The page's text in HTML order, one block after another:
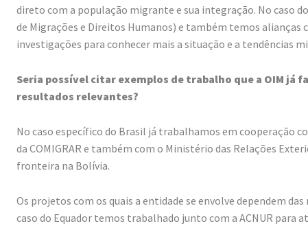
direto com a população migrante e sua integração. No caso
de Migrações e Direitos Humanos) e também temos
investigações para conhecer mais a situação e a tendências
Seria possível citar exemplos de trabalho que a OIM já
resultados relevantes?
No caso específico do Brasil já trabalhamos em cooperação
da COMIGRAR e também com o Ministério das Relações
fronteira na Bolívia.
Os projetos com os quais a entidade se envolve dependem
caso do Equador temos trabalhado junto com a ACNUR para